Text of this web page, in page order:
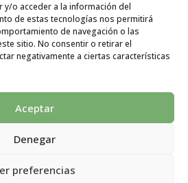
y/o acceder a la información del
de estas tecnologías nos permitirá
de navegación o las
sitio. No consentir o retirar el
negativamente a ciertas características
Aceptar
Denegar
preferencias
|Cookies